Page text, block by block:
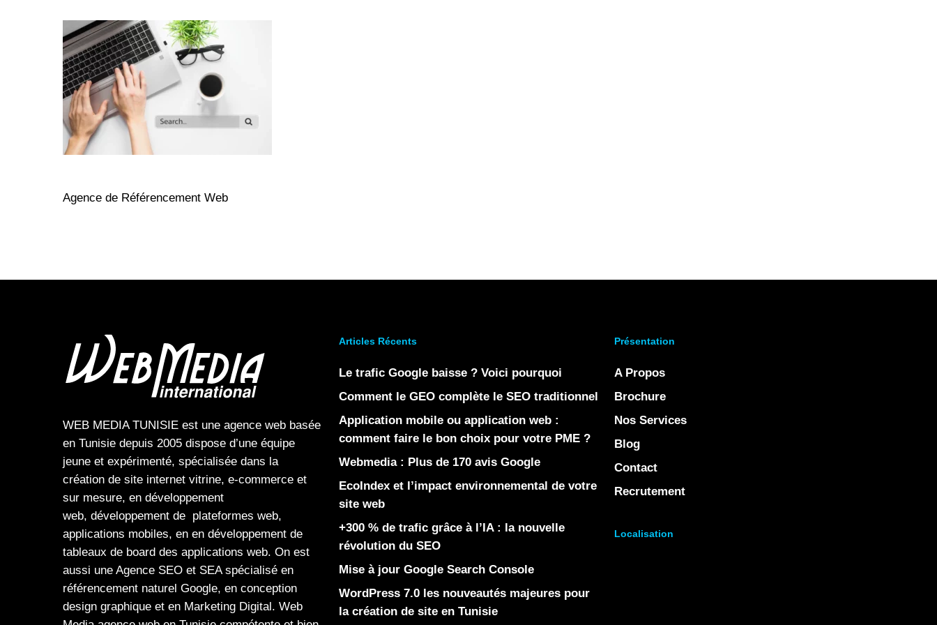
Agence de Référencement Web
WEB MEDIA TUNISIE est une agence web basée
en Tunisie depuis 2005 dispose d’une équipe
jeune et expérimenté, spécialisée dans la
création de site internet vitrine, e-commerce et
sur mesure, en développement
web, développement de plateformes web,
applications mobiles, en en développement de
tableaux de board des applications web. On est
aussi une Agence SEO et SEAspécialisé en
référencement naturel Google, en conception
design graphique et en Marketing Digital. Web
Articles Récents
Le trafic Google baisse ? Voici pourquoi
Comment le GEO complète le SEO traditionnel
Application mobile ou application web :
comment faire le bon choix pour votre PME ?
Webmedia : Plus de 170 avis Google
EcoIndex et l’impact environnemental de votre
site web
+300 % de trafic grâce à l’IA : la nouvelle
révolution du SEO
Mise à jour Google Search Console
WordPress 7.0 les nouveautés majeures pour
la création de site en Tunisie
Présentation
A Propos
Brochure
Nos Services
Blog
Contact
Recrutement
Localisation